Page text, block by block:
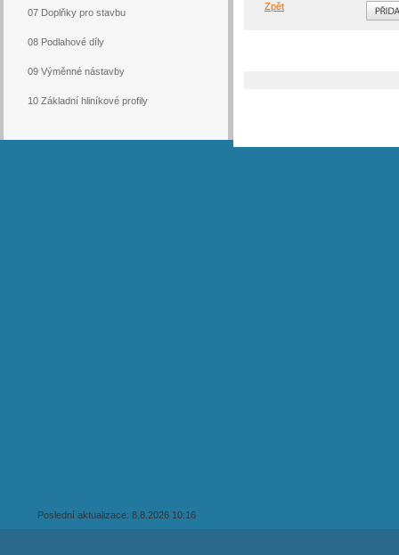
Poslední aktualizace: 8.8.2026 10:16
07 Doplňky pro stavbu
08 Podlahové díly
09 Výměnné nástavby
10 Základní hliníkové profily
Zpět